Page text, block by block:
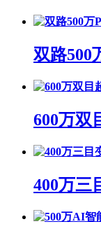
双路500
600万双
400万三